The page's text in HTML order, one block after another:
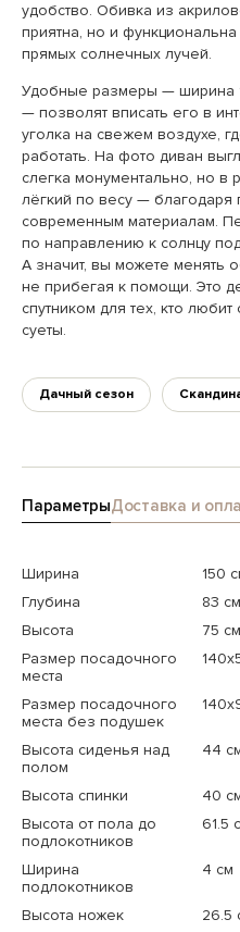
удобство. Обивка из
приятна, но и
прямых солнечных лучей.
Удобные размеры — ширина
— позволят вписать его в
уголка на свежем воздухе,
работать. На фото диван
слегка монументально, но в
лёгкий по весу — благодаря
современным материалам.
по направлению к солнцу
А значит, вы можете менять
не прибегая к помощи. Это
спутником для тех, кто
суеты.
Дачный сезон
ПараметрыДоставка и
Ширина
150
Глубина
83 см
Высота
75 см
Размер посадочного
места
Размер посадочного
места без подушек
Высота сиденья над
полом
44
Высота спинки
40
Высота от пола до
подлокотников
61.5
Ширина
подлокотников
4 см
Высота ножек 26.5